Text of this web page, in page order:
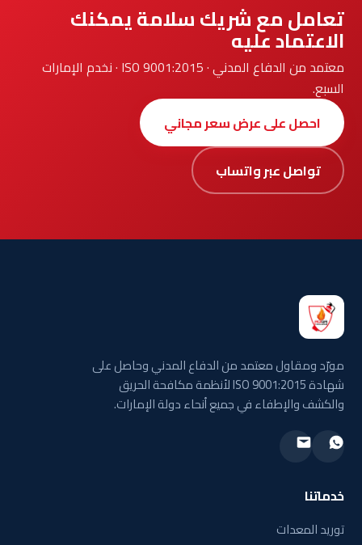
تعامل مع شريك سلامة يمكنك
الاعتماد عليه
معتمد من الدفاع المدني · ISO 9001:2015 · نخدم الإمارات
السبع.
احصل على عرض سعر مجاني
تواصل عبر واتساب
مورّد ومقاول معتمد من الدفاع المدني وحاصل على
شهادة ISO 9001:2015 لأنظمة مكافحة الحريق
والكشف والإطفاء في جميع أنحاء دولة الإمارات.
خدماتنا
توريد المعدات